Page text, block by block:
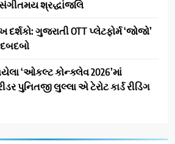
શ્રદ્ધાંજલિ
દર્શકો: ગુજરાતી OTT પ્લેટફોર્મ ‘જોજો’
દબદબો
‘ઓકલ્ટ કોન્ક્લેવ 2026’માં
પુનિતજી લુલ્લા એ ટેરોટ કાર્ડ રીડિંગ